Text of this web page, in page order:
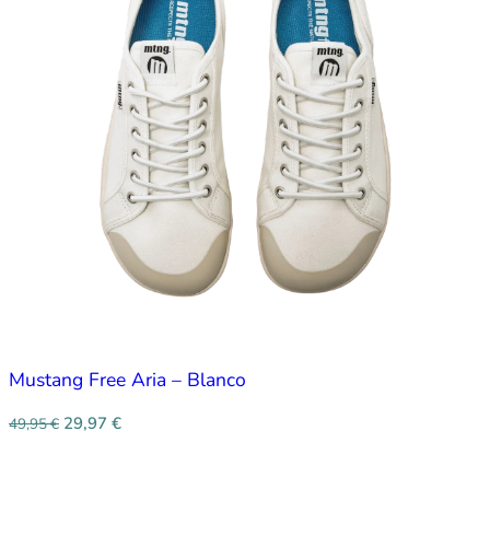
Mustang Free Aria – Blanco
49,95€ 29,97 €